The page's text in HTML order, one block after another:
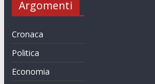
Argomenti
Cronaca
Politica
Economia